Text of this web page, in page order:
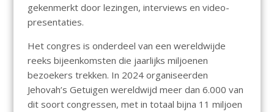
gekenmerkt door lezingen, interviews en video-
presentaties.
Het congres is onderdeel van een wereldwijde
reeks bijeenkomsten die jaarlijks miljoenen
bezoekers trekken. In 2024 organiseerden
Jehovah’s Getuigen wereldwijd meer dan 6.000 van
dit soort congressen, met in totaal bijna 11 miljoen